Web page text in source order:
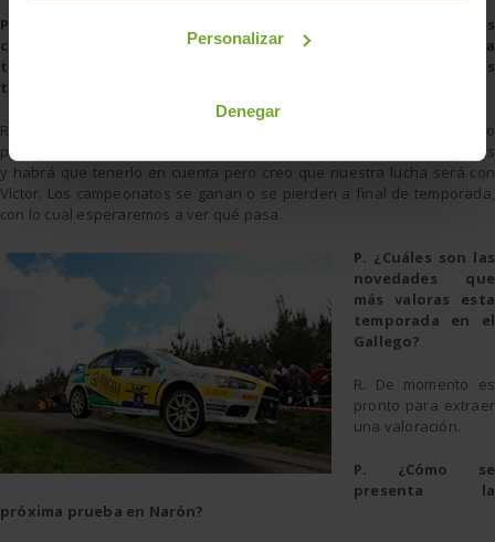
Personalizar
Denegar
P.
Esta temporada también está siendo una de las más
competitivas, con Víctor Senra y Iago Caamaño. ¿Cómo valoras la
temporada que están haciendo tus rivales? ¿Qué expectativas
tienes para el resto de temporada?
R. Víctor es un viejo rival, sé lo que corre y la calidad que tiene como
piloto. Para nada me esperaba menos de él. Iago mejora cada vez más
y habrá que tenerlo en cuenta pero creo que nuestra lucha será con
Víctor. Los campeonatos se ganan o se pierden a final de temporada,
con lo cual esperaremos a ver qué pasa.
P. ¿Cuáles son las
novedades que
más valoras esta
temporada en el
Gallego?
R. De momento es
pronto para extraer
una valoración.
P. ¿Cómo se
presenta la
próxima prueba en Narón?